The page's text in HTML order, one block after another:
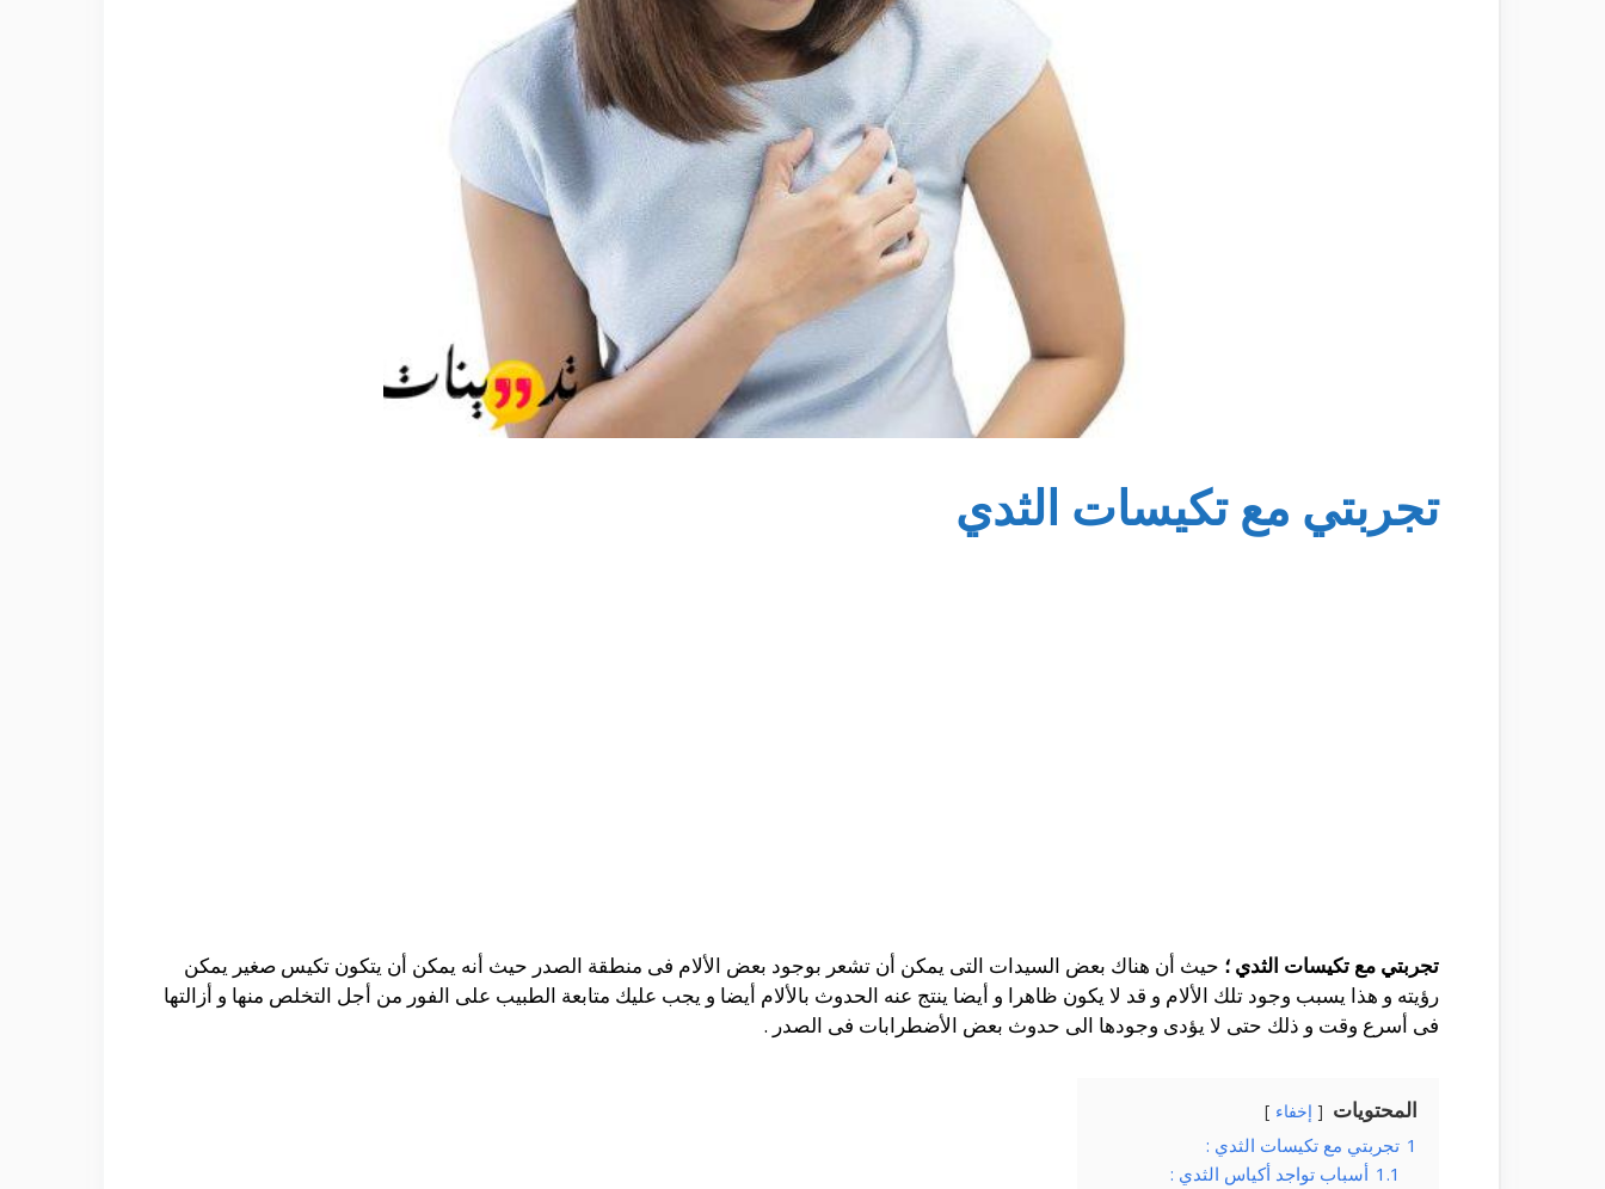
تجربتي مع تكيسات الثدي
تجربتي مع تكيسات الثدي ؛ حيث أن هناك بعض السيدات التى يمكن أن تشعر بوجود بعض الألام فى منطقة الصدر حيث أنه يمكن أن يتكون تكيس صغير يمكن
رؤيته و هذا يسبب وجود تلك الألام و قد لا يكون ظاهرا و أيضا ينتج عنه الحدوث بالألام أيضا و يجب عليك متابعة الطبيب على الفور من أجل التخلص منها و أزالتها
فى أسرع وقت و ذلك حتى لا يؤدى وجودها الى حدوث بعض الأضطرابات فى الصدر .
المحتويات إخفاء
1 تجربتي مع تكيسات الثدي :
1.1 أسباب تواجد أكياس الثدي :